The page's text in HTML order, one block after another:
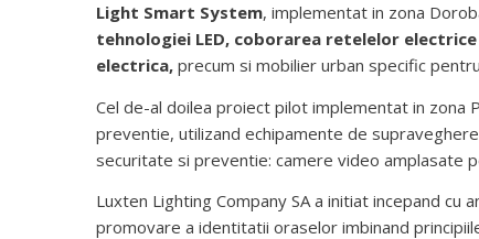
Light Smart System, implementat in zona
tehnologiei LED, coborarea retelelor
electrica, precum si mobilier urban specific
Cel de-al doilea proiect pilot implementat in zona
preventie, utilizand echipamente de
securitate si preventie: camere video amplasate
Luxten Lighting Company SA a initiat incepand cu
promovare a identitatii oraselor imbinand